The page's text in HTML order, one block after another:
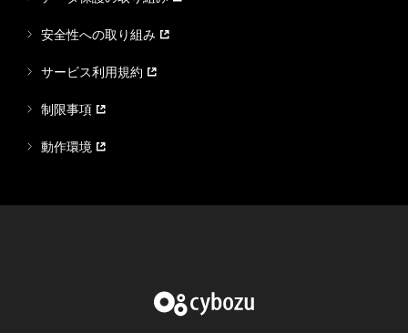
安全性への取り組み
サービス利用規約
制限事項
動作環境